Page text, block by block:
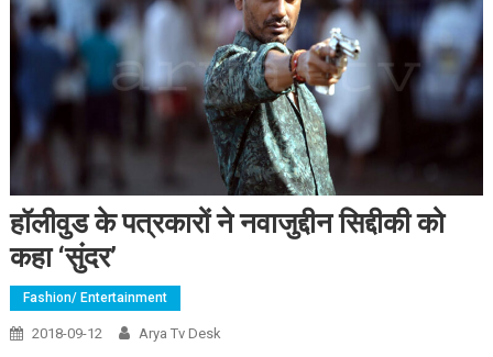
हॉलीवुड के पत्रकारों ने नवाजुद्दीन सिद्दीकी को
कहा ‘सुंदर’
Fashion/ Entertainment
2018-09-12 Arya Tv Desk